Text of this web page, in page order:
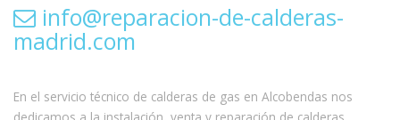
info@reparacion-de-calderas-
madrid.com
En el servicio técnico de calderas de gas en Alcobendas nos
dedicamos a la instalación, venta y reparación de calderas